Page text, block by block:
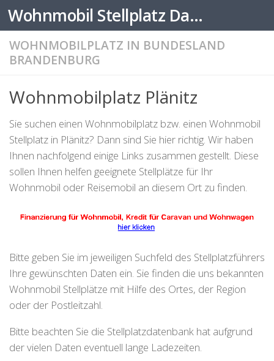
Zum Inhalt springen Wohnmobil Stellplatz Datenbank
WOHNMOBILPLATZ IN BUNDESLAND
BRANDENBURG
Wohnmobilplatz Plänitz
Sie suchen einen Wohnmobilplatz bzw. einen Wohnmobil
Stellplatz in Plänitz? Dann sind Sie hier richtig. Wir haben
Ihnen nachfolgend einige Links zusammen gestellt. Diese
sollen Ihnen helfen geeignete Stellplätze für Ihr
Wohnmobil oder Reisemobil an diesem Ort zu finden.
Bitte geben Sie im jeweiligen Suchfeld des Stellplatzführers
Ihre gewünschten Daten ein. Sie finden die uns bekannten
Wohnmobil Stellplätze mit Hilfe des Ortes, der Region
oder der Postleitzahl.
Bitte beachten Sie die Stellplatzdatenbank hat aufgrund
der vielen Daten eventuell lange Ladezeiten.